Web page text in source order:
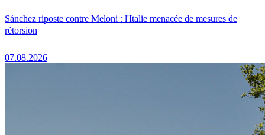
Sánchez riposte contre Meloni : l'Italie menacée de mesures de
rétorsion
07.08.2026